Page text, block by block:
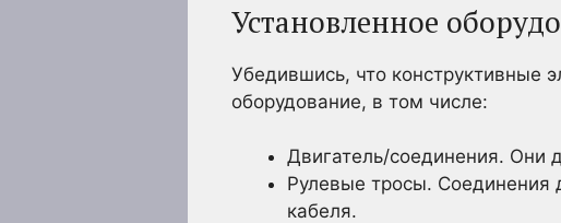
Установленное
Убедившись, что конструктивные
оборудование, в том числе:
Двигатель/соединения.
Рулевые тросы.
кабеля.